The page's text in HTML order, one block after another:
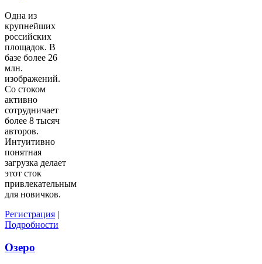
Одна из
крупнейших
российских
площадок. В
базе более 26
млн.
изображений.
Со стоком
активно
сотрудничает
более 8 тысяч
авторов.
Интуитивно
понятная
загрузка делает
этот сток
привлекательным
для новичков.
Регистрация
Подробности
Озеро